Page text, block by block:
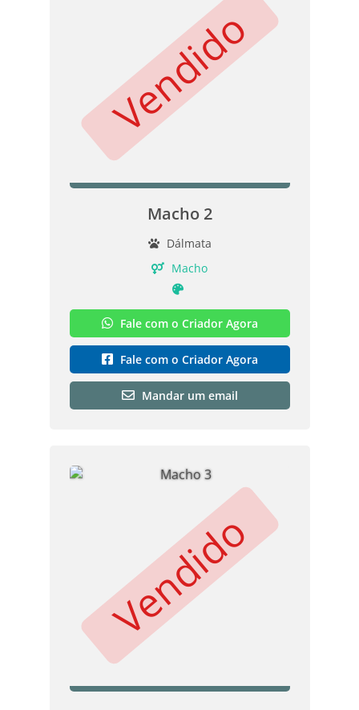
Vendido
Macho 2
Dálmata
Macho
Fale com o Criador Agora
Fale com o Criador Agora
Mandar um email
Vendido